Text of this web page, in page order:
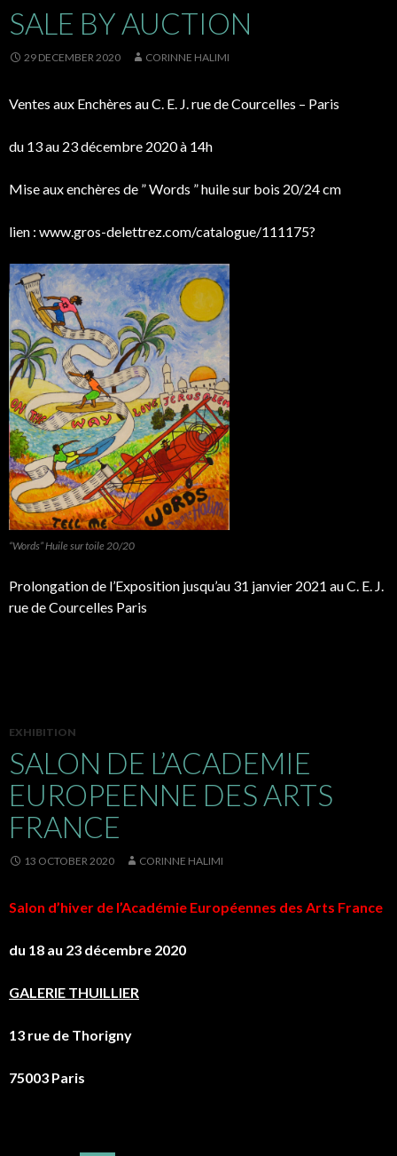
SALE BY AUCTION
29 DECEMBER 2020 CORINNE HALIMI
Ventes aux Enchères au C. E. J. rue de Courcelles – Paris
du 13 au 23 décembre 2020 à 14h
Mise aux enchères de ” Words ” huile sur bois 20/24 cm
lien : www.gros-delettrez.com/catalogue/111175?
“Words” Huile sur toile 20/20
Prolongation de l’Exposition jusqu’au 31 janvier 2021 au C. E. J.
rue de Courcelles Paris
EXHIBITION
SALON DE L’ACADEMIE
EUROPEENNE DES ARTS
FRANCE
13 OCTOBER 2020 CORINNE HALIMI
Salon d’hiver de l’Académie Européennes des Arts France
du 18 au 23 décembre 2020
GALERIE THUILLIER
13 rue de Thorigny
75003 Paris